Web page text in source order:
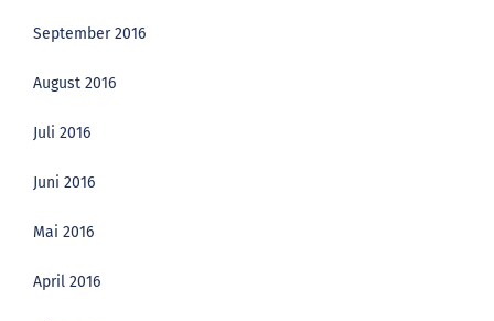
September 2016
August 2016
Juli 2016
Juni 2016
Mai 2016
April 2016